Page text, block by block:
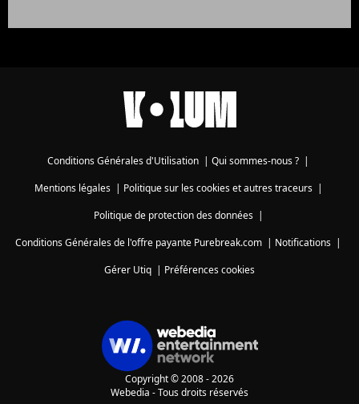
Conditions Générales d'Utilisation | Qui sommes-nous ? |
Mentions légales| Politique sur les cookies et autres traceurs|
Politique de protection des données|
Conditions Générales de l'offre payante Purebreak.com | Notifications |
Gérer Utiq | Préférences cookies
Copyright © 2008 - 2026
Webedia - Tous droits réservés